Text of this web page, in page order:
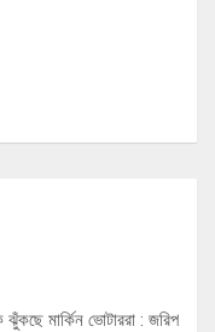
মার্কিন ভোটাররা : জরিপ